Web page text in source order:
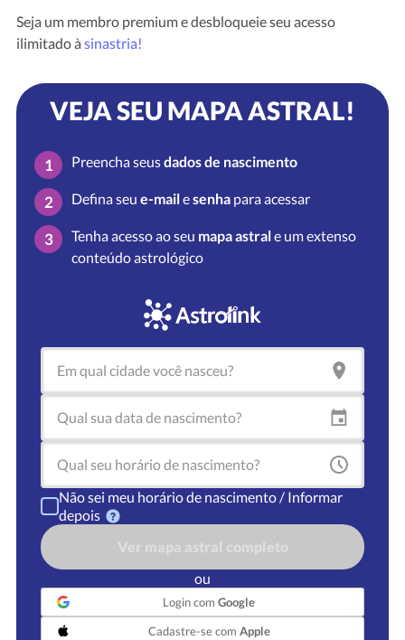
Seja um membro premium e desbloqueie seu acesso
ilimitado à sinastria!
VEJA SEU MAPA ASTRAL!
1 Preencha seusdados de nascimento
2 Defina seu e-mailesenha para acessar
3 Tenha acesso ao seu mapa astrale um extenso
conteúdo astrológico
Não sei meu horário de nascimento / Informar
depois
ou
Login com Google
Cadastre-se com Apple